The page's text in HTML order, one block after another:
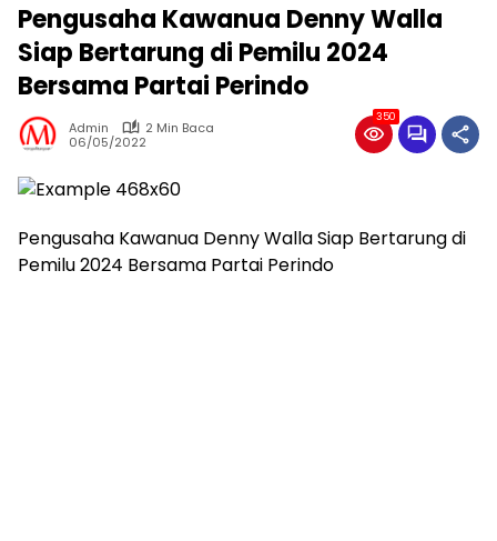
Pengusaha Kawanua Denny Walla
Siap Bertarung di Pemilu 2024
Bersama Partai Perindo
Admin
2 Min Baca
06/05/2022
350
Pengusaha Kawanua Denny Walla Siap Bertarung di
Pemilu 2024 Bersama Partai Perindo